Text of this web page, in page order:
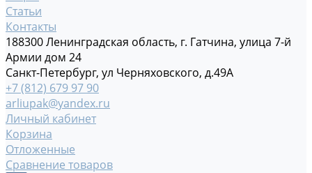
Статьи
Контакты
188300 Ленинградская область, г. Гатчина, улица 7-й
Армии дом 24
Санкт-Петербург, ул Черняховского, д.49А
+7 (812) 679 97 90
arliupak@yandex.ru
Личный кабинет
Корзина
Отложенные
Сравнение товаров